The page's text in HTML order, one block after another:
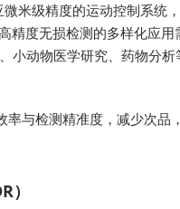
米级精度的运动控制系统
度无损检测的多样化应
动物医学研究、药物分析
与检测精准度，减少次品
）